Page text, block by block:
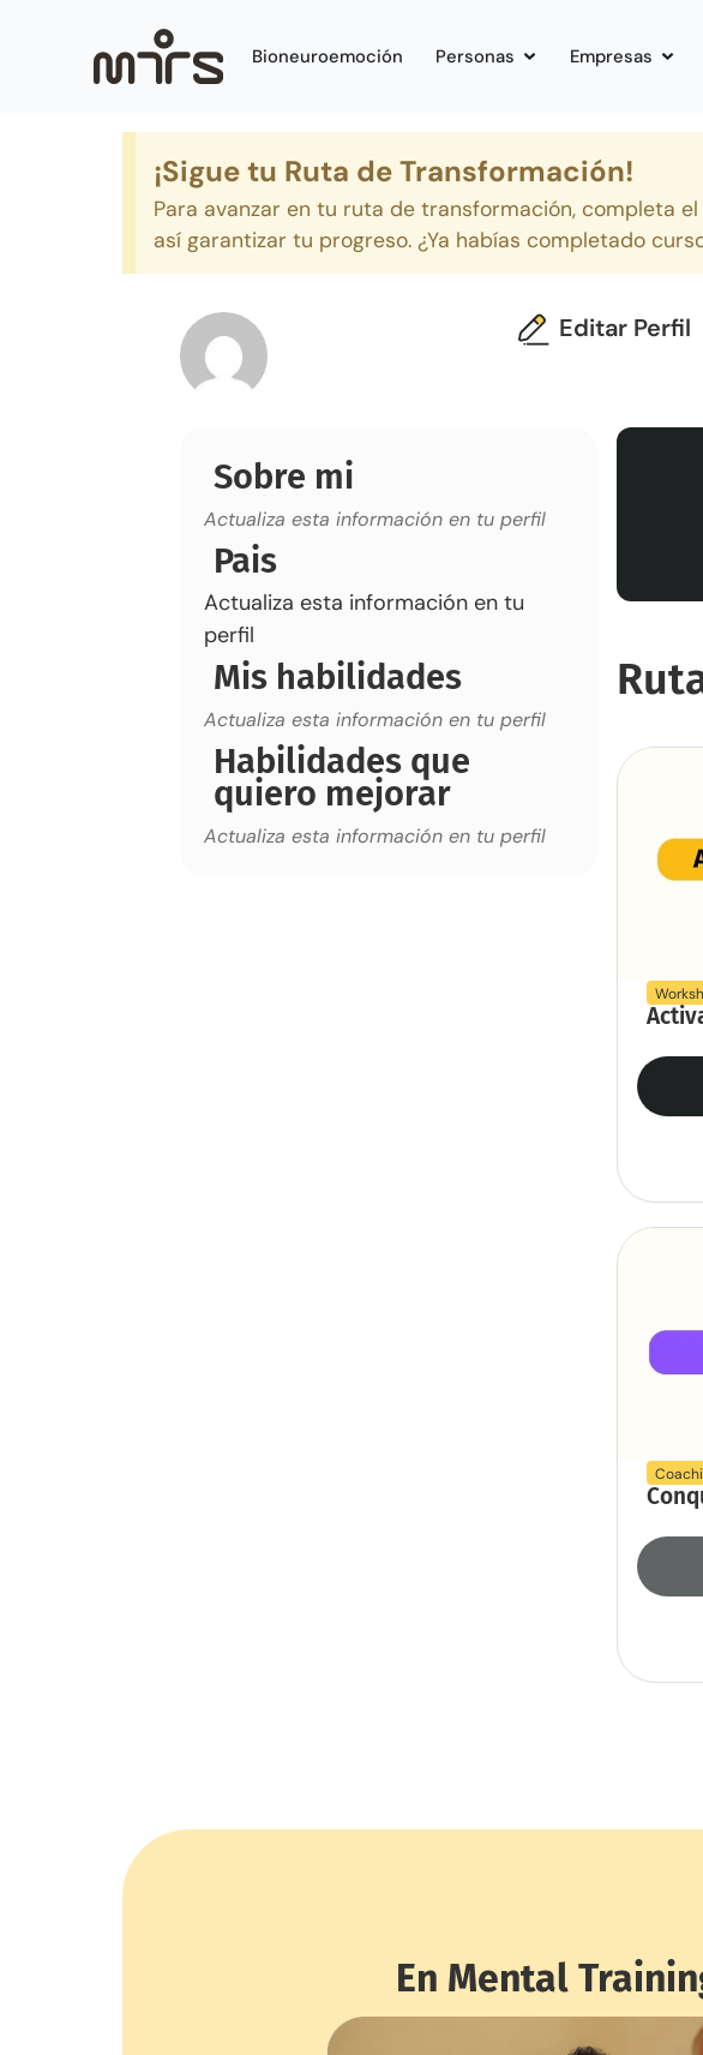
Bioneuroemoción Personas Empresas
¡Sigue tu Ruta de Transformación!
Para avanzar en tu ruta de transformación, completa
así garantizar tu progreso. ¿Ya habías completado
Editar Perfil
Sobre mi
Actualiza esta información en tu perfil
Pais
Actualiza esta información en tu
perfil
Mis habilidades
Actualiza esta información en tu perfil
Habilidades que
quiero mejorar
Actualiza esta información en tu perfil
En Mental